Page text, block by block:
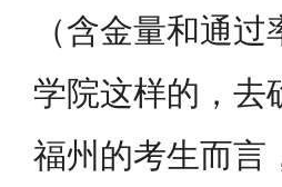
（含金量和通
学院这样的，去
福州的考生而言